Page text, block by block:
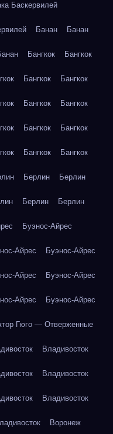
Баскервилей
Банан Банан
Бангкок Бангкок
Бангкок Бангкок
Бангкок Бангкок
Бангкок Бангкок
Бангкок Бангкок
Берлин Берлин
Берлин Берлин
Буэнос-Айрес
Айрес Буэнос-Айрес
Айрес Буэнос-Айрес
Айрес Буэнос-Айрес
Гюго — Отверженные
Владивосток
Владивосток
Владивосток
Воронеж